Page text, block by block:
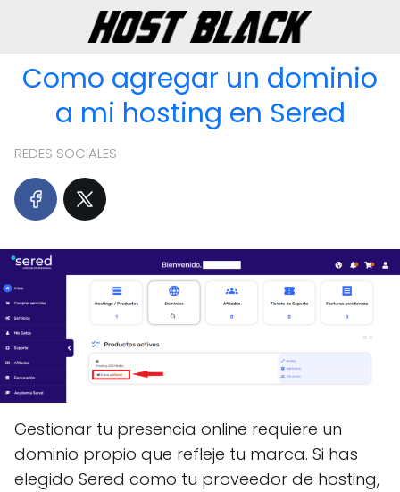
Como agregar un dominio
a mi hosting en Sered
REDES SOCIALES
Gestionar tu presencia online requiere un
dominio propio que refleje tu marca. Si has
elegido Sered como tu proveedor de hosting,